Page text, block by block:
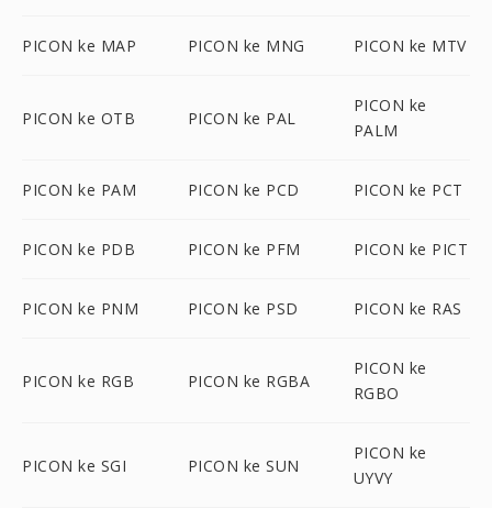
PICON ke MAP PICON ke MNG PICON ke MTV
PICON ke OTB PICON ke PAL
PICON ke
PALM
PICON ke PAM PICON ke PCD PICON ke PCT
PICON ke PDB PICON ke PFM PICON ke PICT
PICON ke PNM PICON ke PSD PICON ke RAS
PICON ke RGB PICON ke RGBA
PICON ke
RGBO
PICON ke SGI PICON ke SUN
PICON ke
UYVY